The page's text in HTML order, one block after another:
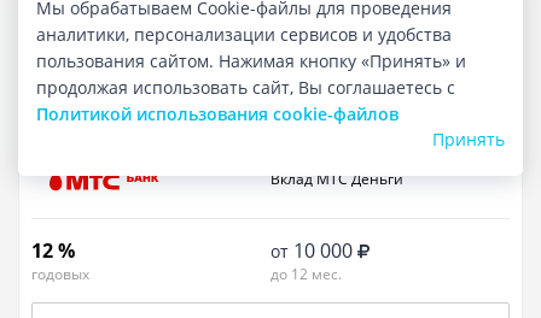
до15.5 %
годовых
от1
Бессрочный
ПОДРОБНЕЕ
Вклад МТС Деньги
12 %
годовых
от 10 000
до 12 мес.
Мы обрабатываем Cookie-файлы для проведения
аналитики, персонализации сервисов и удобства
пользования сайтом. Нажимая кнопку «Принять» и
продолжая использовать сайт, Вы соглашаетесь с
Политикой использования cookie-файлов
Принять